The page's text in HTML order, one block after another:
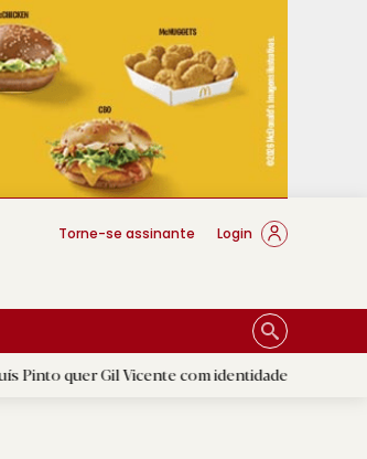
Torne-se assinante Login
Vicente com identidade e a respeitar 'herança'